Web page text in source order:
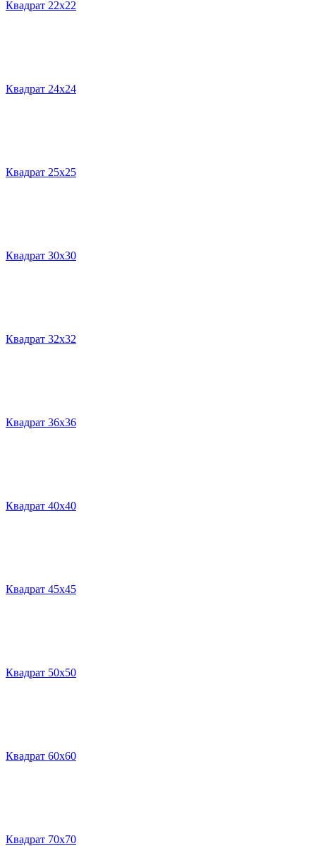
Квадрат 22х22
Квадрат 24х24
Квадрат 25х25
Квадрат 30х30
Квадрат 32х32
Квадрат 36х36
Квадрат 40х40
Квадрат 45х45
Квадрат 50х50
Квадрат 60х60
Квадрат 70х70